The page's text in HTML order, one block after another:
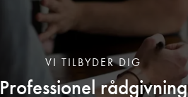
Professionel rådgivning
VI TILBYDER DIG